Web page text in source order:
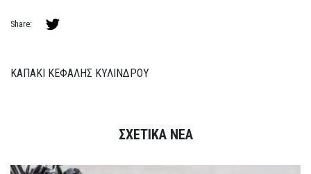
Share:
ΚΑΠΑΚΙ ΚΕΦΑΛΗΣ ΚΥΛΙΝΔΡΟΥ
ΣΧΕΤΙΚΑ ΝΕΑ